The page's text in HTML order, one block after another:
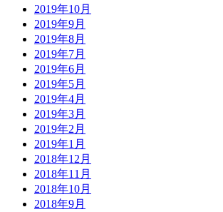
2019年10月
2019年9月
2019年8月
2019年7月
2019年6月
2019年5月
2019年4月
2019年3月
2019年2月
2019年1月
2018年12月
2018年11月
2018年10月
2018年9月